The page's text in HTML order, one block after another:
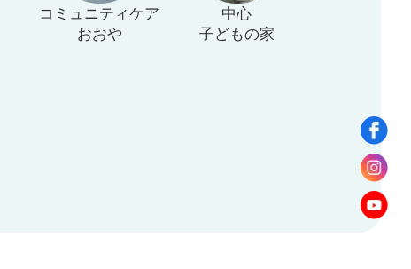
コミュニティケア
おおや
中心
子どもの家